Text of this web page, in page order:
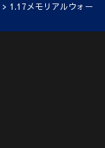
> 1.17メモリアルウォー